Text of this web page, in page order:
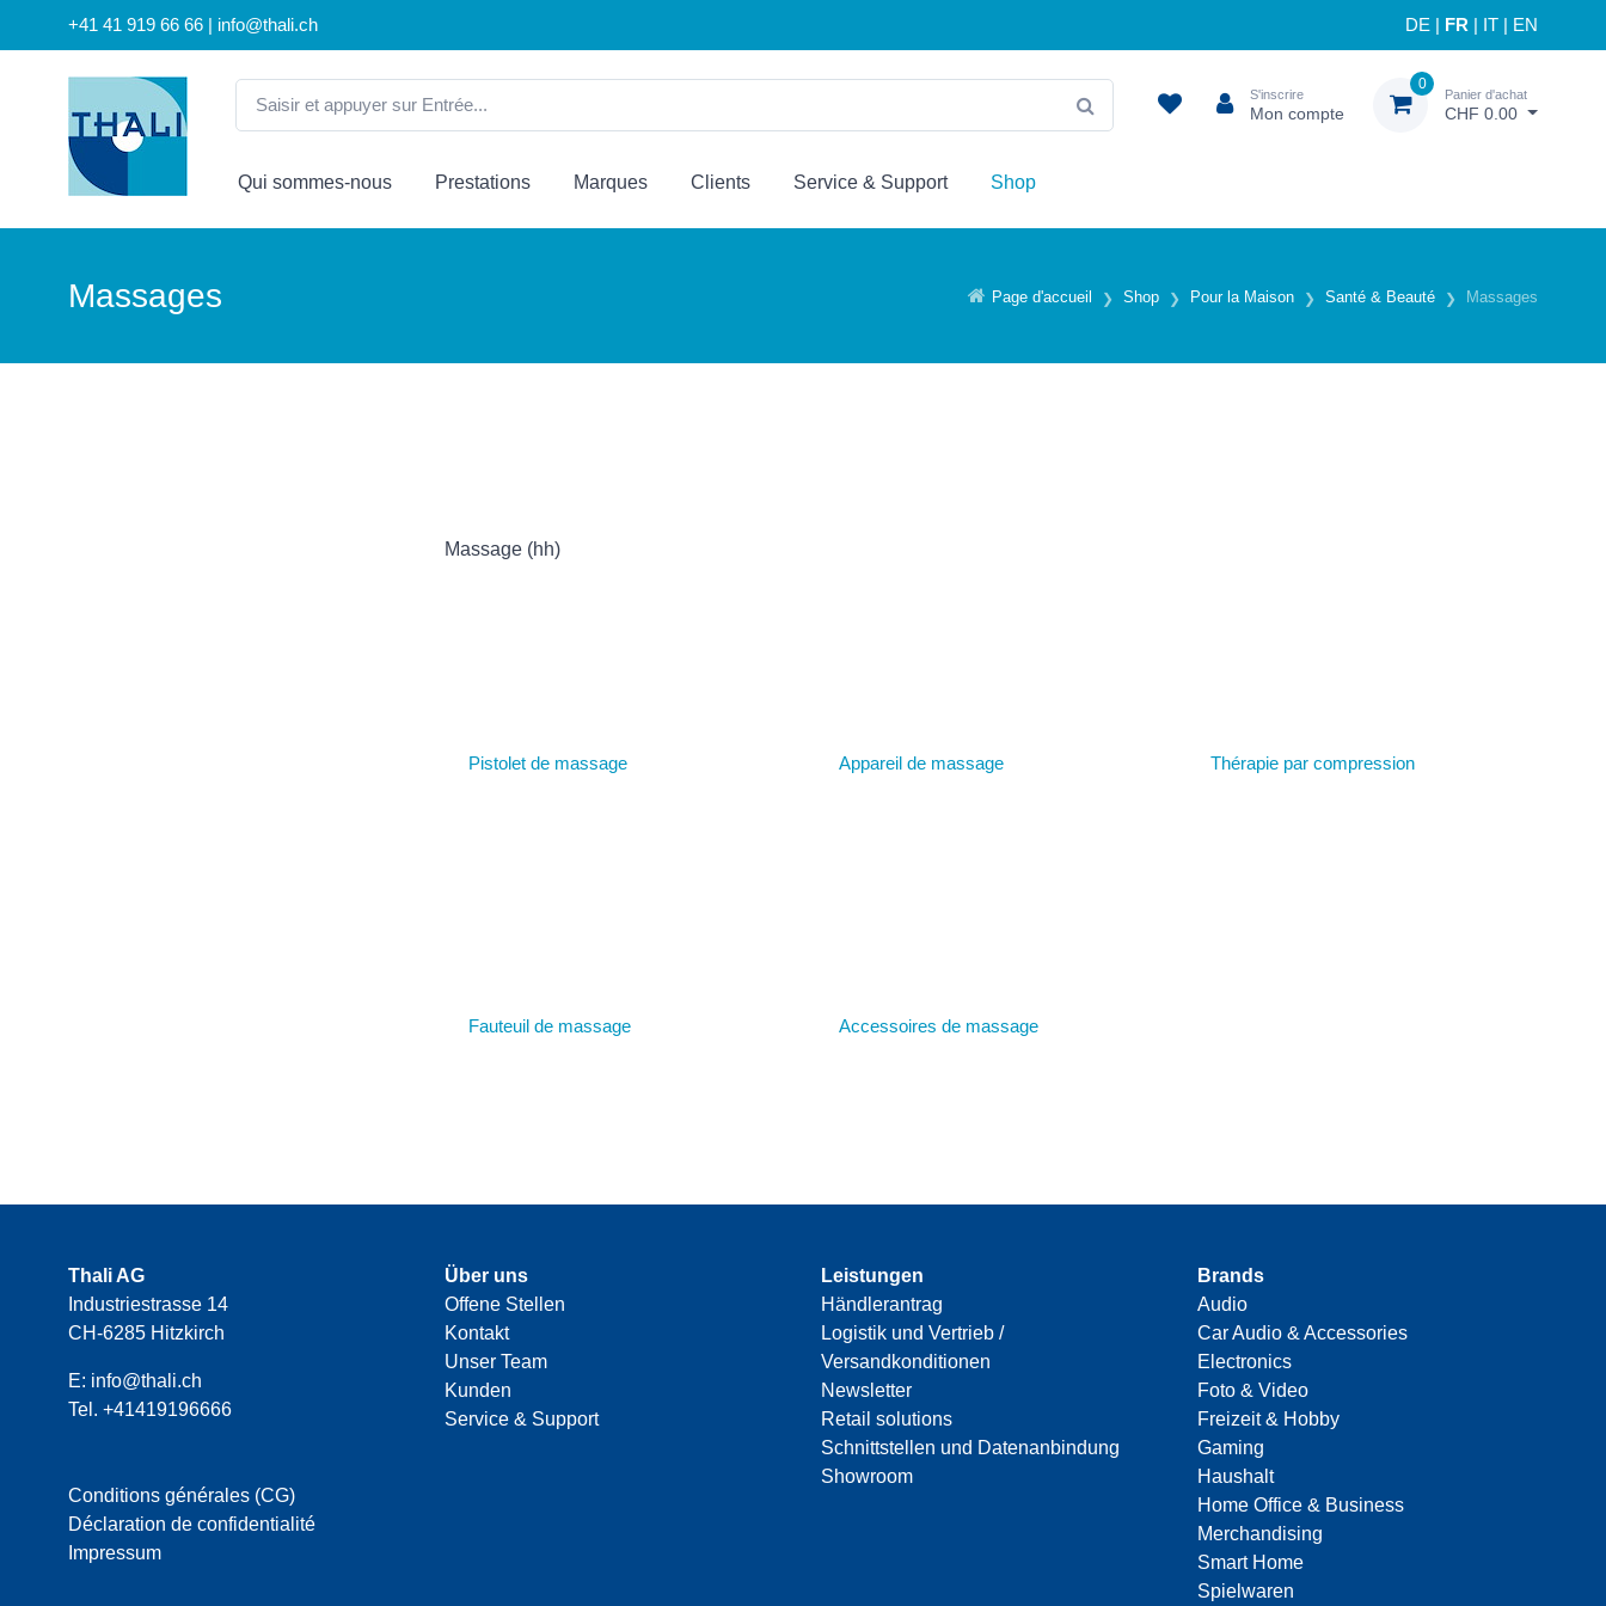
+41 41 919 66 66 | info@thali.ch DE FR IT EN
S'inscrire
Mon compte
0
Panier d'achat
CHF 0.00
Qui sommes-nous Prestations Marques Clients Service & Support Shop
Page d'accueil Shop Pour la Maison Santé & Beauté Massages
Massages
Massage (hh)
Pistolet de massage Appareil de massage Thérapie par compression
Fauteuil de massage Accessoires de massage
Thali AG
Industriestrasse 14
CH-6285 Hitzkirch
E: info@thali.ch
Tel. +41419196666
Conditions générales (CG)
Déclaration de confidentialité
Impressum
Über uns
Offene Stellen
Kontakt
Unser Team
Kunden
Service & Support
Leistungen
Händlerantrag
Logistik und Vertrieb /
Versandkonditionen
Newsletter
Retail solutions
Schnittstellen und Datenanbindung
Showroom
Brands
Audio
Car Audio & Accessories
Electronics
Foto & Video
Freizeit & Hobby
Gaming
Haushalt
Home Office & Business
Merchandising
Smart Home
Spielwaren